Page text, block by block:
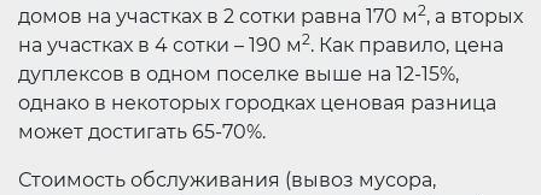
домов на участках в 2 сотки равна 170 м2, а вторых
на участках в 4 сотки – 190 м2. Как правило, цена
дуплексов в одном поселке выше на 12-15%,
однако в некоторых городках ценовая разница
может достигать 65-70%.
Стоимость обслуживания (вывоз мусора,